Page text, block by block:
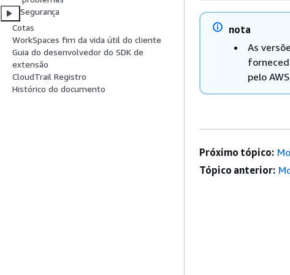
Segurança
Cotas
WorkSpaces fim da vida útil do cliente
Guia do desenvolvedor do SDK de
extensão
CloudTrail Registro
Histórico do documento
nota
As
pelo
Próximo tópico:
Tópico anterior: